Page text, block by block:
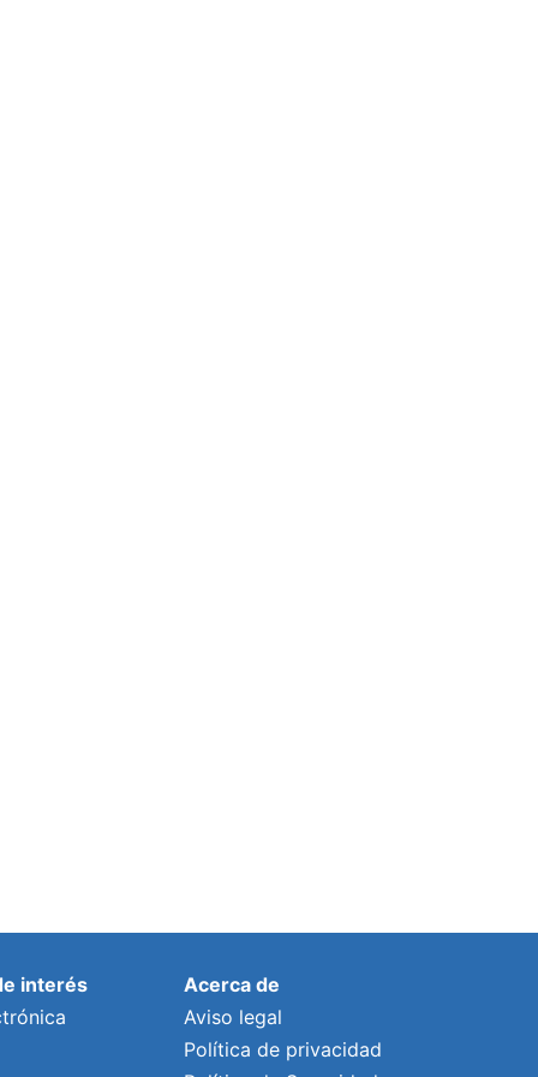
interés
Acerca de
Aviso legal
Política de privacidad